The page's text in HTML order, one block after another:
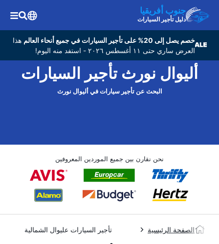
جنوب أفريقيا
دليل تأجير السيارات
خصم يصل إلى 20% على تأجير السيارات في جميع أنحاء العالم
هذا
العرض ساري حتى ١١ أغسطس ٢٠٢٦ - استفد منه اليوم!
أليوال نورث تأجير السيارات
البحث عن تأجير سيارات في أليوال نورث
نحن نقارن بين جميع الموردين المعروفين
الصفحة الرئيسية تأجير السيارات عليوال الشمالية